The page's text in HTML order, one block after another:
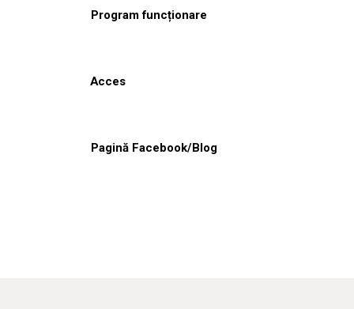
Program funcționare
Acces
Pagină Facebook/Blog